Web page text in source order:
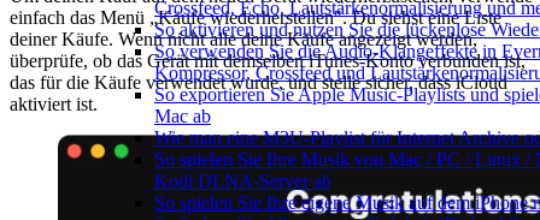
Crossfeed, Echo, Lautstärkenormalisierung und
So aktivieren und nutzen Sie die lückenlose
So verwenden Sie die Audio-Klangeffekte in
Kompressor, Crossfeed und
So exportieren Sie Apple Music-Playlists und
Mac ab
Wie man eine M3U-Playlist für Internet Archive
So spielen Sie Ihre Musik von Mac / PC / Linux /
Kodi DLNA-Server ab
So spielen Sie Ihre eigene Musik auf dem iPhone
einfach das Menü „Käufe wiederherstellen". Du siehst eine Liste
deiner Käufe. Wenn nicht alle deine Käufe angezeigt werden,
überprüfe, ob das Gerät mit demselben iTunes-Konto verbunden ist,
das für die Käufe verwendet wurde, und stelle sicher, dass iCloud
aktiviert ist.